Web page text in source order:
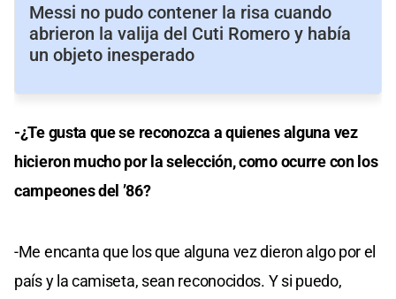
Messi no pudo contener la risa cuando
abrieron la valija del Cuti Romero y había
un objeto inesperado
-¿Te gusta que se reconozca a quienes alguna vez
hicieron mucho por la selección, como ocurre con los
campeones del ’86?
-Me encanta que los que alguna vez dieron algo por el
país y la camiseta, sean reconocidos. Y si puedo,